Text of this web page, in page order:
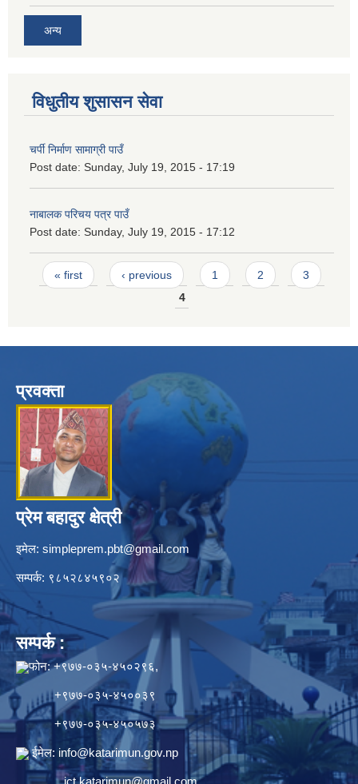
अन्य
विधुतीय शुसासन सेवा
चर्पी निर्माण सामाग्री पाउँ
Post date: Sunday, July 19, 2015 - 17:19
नाबालक परिचय पत्र पाउँ
Post date: Sunday, July 19, 2015 - 17:12
Pages
« first ‹ previous 1 2
3
4
प्रवक्ता
प्रेम बहादुर क्षेत्री
इमेल: simpleprem.pbt@gmail.com
सम्पर्क: ९८५२८४५९०२
सम्पर्क :
फोन: +९७७-०३५-४५०२९६,
+९७७-०३५-४५००३९
+९७७-०३५-४५०५७३
ईमेल: info@katarimun.gov.np
ict.katarimun@gmail.com